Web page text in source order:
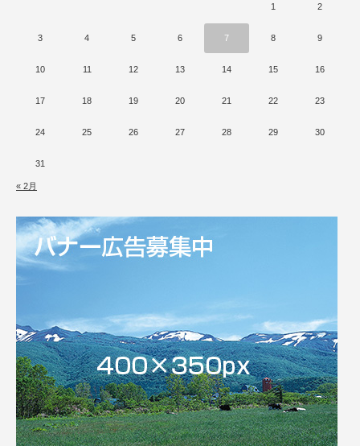
1 2
3 4 5 6 7 8 9
10 11 12 13 14 15 16
17 18 19 20 21 22 23
24 25 26 27 28 29 30
31
« 2月